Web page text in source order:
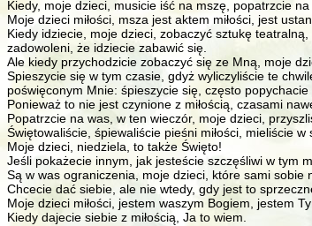
Kiedy, moje dzieci, musicie iść na mszę, popatrzcie
Moje dzieci miłości, msza jest aktem miłości, jest
Kiedy idziecie, moje dzieci, zobaczyć sztukę
zadowoleni, że idziecie zabawić się.
Ale kiedy przychodzicie zobaczyć się ze Mną, moje
Spieszycie się w tym czasie, gdyż wyliczyliście te
poświęconym Mnie: śpieszycie się, często popychacie
Ponieważ to nie jest czynione z miłością, czasami
Popatrzcie na was, w ten wieczór, moje dzieci,
Świętowaliście, śpiewaliście pieśni miłości, mieliście
Moje dzieci, niedziela, to także Święto!
Jeśli pokażecie innym, jak jesteście szczęśliwi w tym
Są w was ograniczenia, moje dzieci, które sami sobie
Chcecie dać siebie, ale nie wtedy, gdy jest to
Moje dzieci miłości, jestem waszym Bogiem, jestem
Kiedy dajecie siebie z miłością, Ja to wiem.